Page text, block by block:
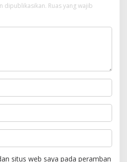
dipublikasikan. Ruas yang wajib
situs web saya pada peramban